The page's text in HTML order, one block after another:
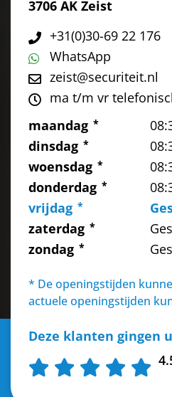
3706 AK Zeist
+31(0)30-69 22 176
WhatsApp
zeist@securiteit.nl
ma t/m vr
maandag
dinsdag
woensdag
donderdag
vrijdag
zaterdag
zondag
* De openingstijden
actuele openingstijden
Deze klanten gingen